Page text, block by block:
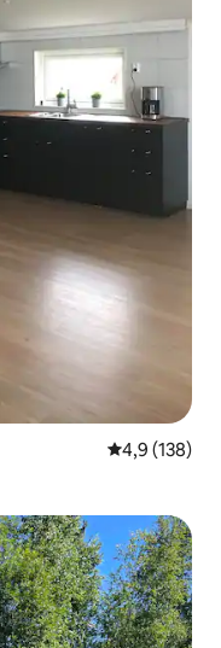
4,9 de uma
4,9 (138)